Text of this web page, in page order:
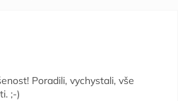
je 5 z 5 hvězdiček.
Poradili, vychystali, vše
;-)